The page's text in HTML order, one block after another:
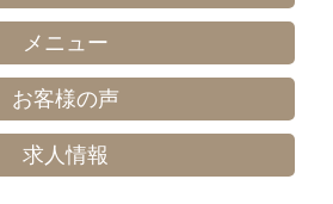
メニュー
お客様の声
求人情報